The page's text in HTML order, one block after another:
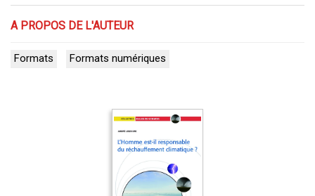
A PROPOS DE L'AUTEUR
Formats Formats numériques